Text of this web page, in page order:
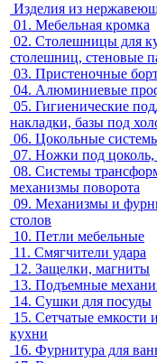
Изделия из
01. Мебельная кромка
02. Столешницы для
столешниц, стеновые
03. Пристеночные
04. Алюминиевые
05. Гигиенические
накладки, базы под
06. Цокольные
07. Ножки под цоколь,
08. Системы
механизмы поворота
09. Механизмы и
столов
10. Петли мебельные
11. Смягчители удара
12. Защелки, магниты
13. Подъемные
14. Сушки для посуды
15. Сетчатые емкости
кухни
16. Фурнитура для